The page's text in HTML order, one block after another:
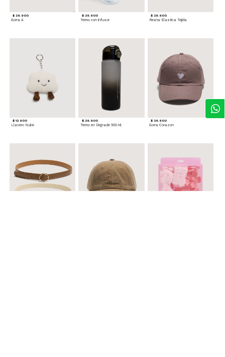
$ 29.900
Gorra A
$ 29.900
Termo con infusor
$ 29.900
Reata Elastica Tejida
$ 12.900
Llavero Nube
$ 29.900
Termo en Degrade 500 ml
$ 29.900
Gorra Corazon